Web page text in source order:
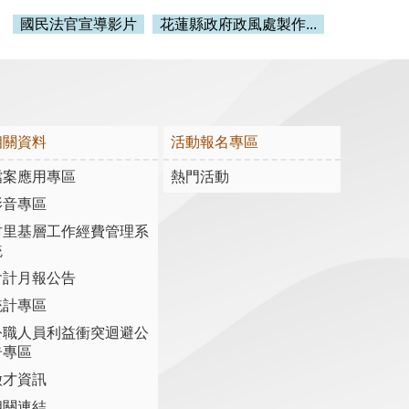
國民法官宣導影片 花蓮縣政府政風處製作...
關資料
案應用專區
專區
里基層工作經費管理系
計月報公告
專區
職人員利益衝突迴避公
區
才資訊
活動報名專區
熱門活動